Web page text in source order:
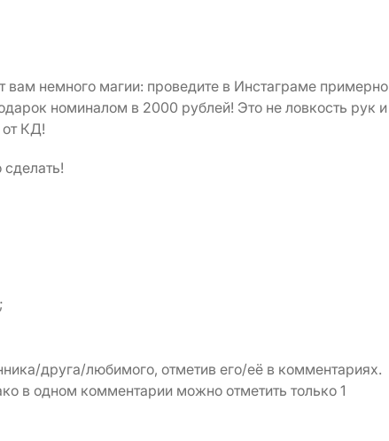
вам немного магии: проведите в Инстаграме примерно
номиналом в 2000 рублей! Это не ловкость рук и
КД!
;
друга/любимого, отметив его/её в комментариях.
в одном комментарии можно отметить только 1